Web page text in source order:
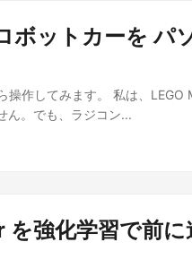
ットカーを パ
作してみます。 私は、LEGO
ん。でも、ラジコン...
強化学習で前に